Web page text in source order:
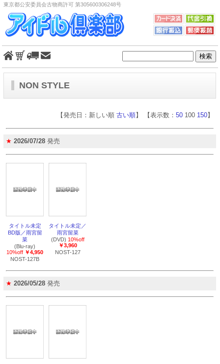
東京都公安委員会古物商許可 第305600306248号
NON STYLE
【発売日：新しい順古い順】 【表示数：50 100 150】
★ 2026/07/28 発売
タイトル未定
BD版／雨宮留
菜
(Blu-ray)
10%off ￥4,950
NOST-127B
タイトル未定／
雨宮留菜
(DVD) 10%off
￥3,960
NOST-127
★ 2026/05/28 発売